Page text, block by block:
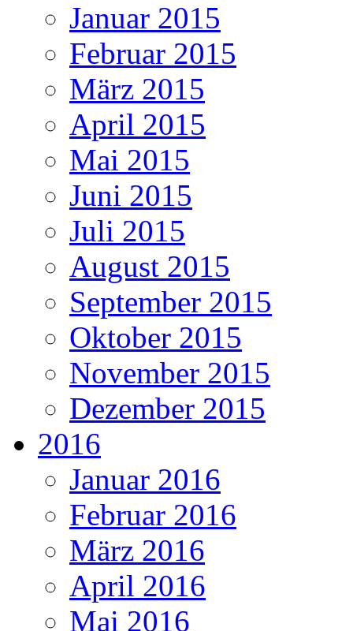
Januar 2015
Februar 2015
März 2015
April 2015
Mai 2015
Juni 2015
Juli 2015
August 2015
September 2015
Oktober 2015
November 2015
Dezember 2015
2016
Januar 2016
Februar 2016
März 2016
April 2016
Mai 2016